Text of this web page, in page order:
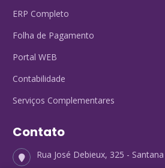
ERP Completo
Folha de Pagamento
Portal WEB
Contabilidade
Serviços Complementares
Contato
Rua José Debieux, 325 -